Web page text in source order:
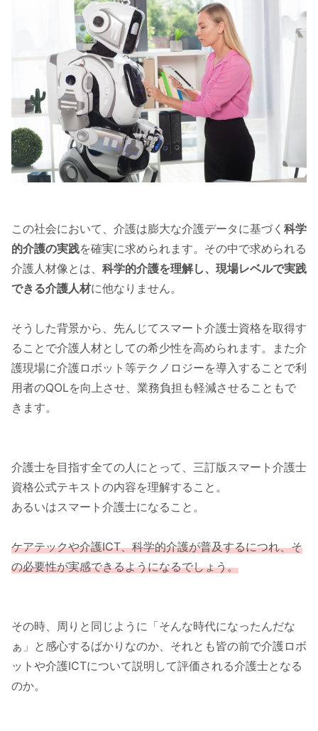
この社会において、介護は膨大な介護データに基づく 科学
的介護の実践を確実に求められます。その中で求められる
介護人材像とは、 科学的介護を理解し、現場レベルで実践
できる介護人材に他なりません。
そうした背景から、先んじてスマート介護士資格を取得す
ることで介護人材としての希少性を高められます。また介
護現場に介護ロボット等テクノロジーを導入することで利
用者のQOLを向上させ、業務負担も軽減させることもで
きます。
介護士を目指す全ての人にとって、三訂版スマート介護士
資格公式テキストの内容を理解すること。
あるいはスマート介護士になること。
ケアテックや介護ICT、科学的介護が普及するにつれ、そ
の必要性が実感できるようになるでしょう。
その時、周りと同じように「そんな時代になったんだな
ぁ」と感心するばかりなのか、それとも皆の前で介護ロボ
ットや介護ICTについて説明して評価される介護士となる
のか。